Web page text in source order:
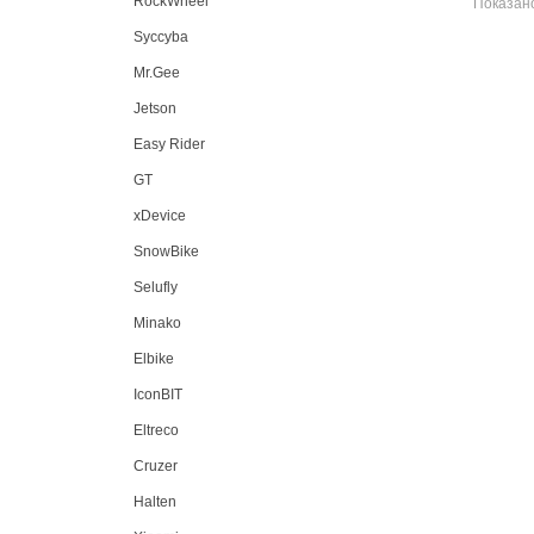
Syccyba
Mr.Gee
Jetson
Easy Rider
GT
xDevice
SnowBike
Selufly
Minako
Elbike
IconBIT
Eltreco
Cruzer
Halten